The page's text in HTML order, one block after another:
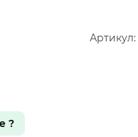
Артикул:
?